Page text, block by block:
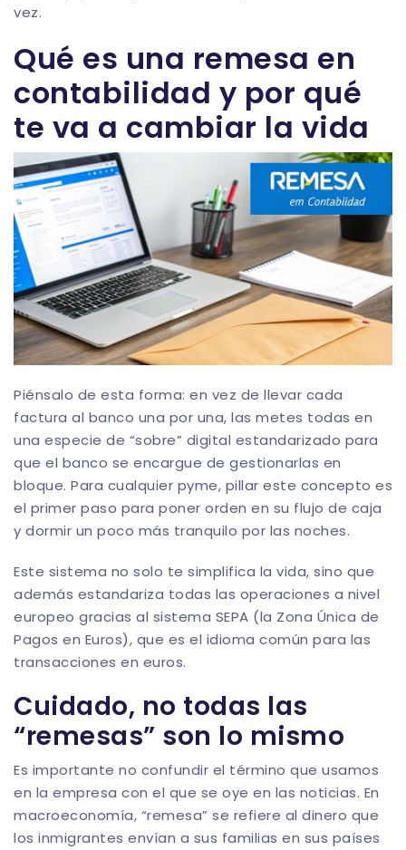
vez.
Qué es una remesa en
contabilidad y por qué
te va a cambiar la vida
Piénsalo de esta forma: en vez de llevar cada
factura al banco una por una, las metes todas en
una especie de “sobre” digital estandarizado para
que el banco se encargue de gestionarlas en
bloque. Para cualquier pyme, pillar este concepto es
el primer paso para poner orden en su flujo de caja
y dormir un poco más tranquilo por las noches.
Este sistema no solo te simplifica la vida, sino que
además estandariza todas las operaciones a nivel
europeo gracias al sistema SEPA (la Zona Única de
Pagos en Euros), que es el idioma común para las
transacciones en euros.
Cuidado, no todas las
“remesas” son lo mismo
Es importante no confundir el término que usamos
en la empresa con el que se oye en las noticias. En
macroeconomía, “remesa” se refiere al dinero que
los inmigrantes envían a sus familias en sus países